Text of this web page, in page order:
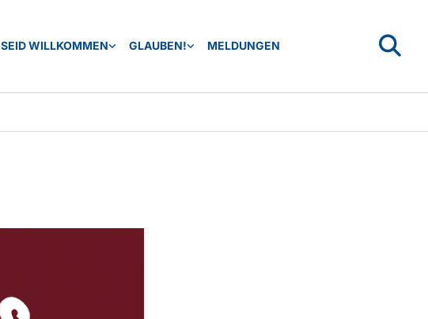
SEID WILLKOMMEN GLAUBEN! MELDUNGEN